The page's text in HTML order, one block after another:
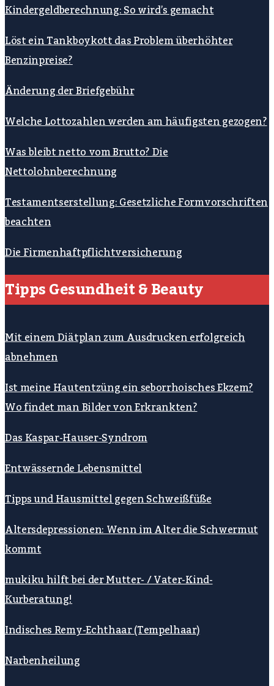
Kindergeldberechnung: So wird’s gemacht
Löst ein Tankboykott das Problem überhöhter
Benzinpreise?
Änderung der Briefgebühr
Welche Lottozahlen werden am häufigsten gezogen?
Was bleibt netto vom Brutto? Die
Nettolohnberechnung
Testamentserstellung: Gesetzliche Formvorschriften
beachten
Die Firmenhaftpflichtversicherung
Tipps Gesundheit & Beauty
Mit einem Diätplan zum Ausdrucken erfolgreich
abnehmen
Ist meine Hautentzüng ein seborrhoisches Ekzem?
Wo findet man Bilder von Erkrankten?
Das Kaspar-Hauser-Syndrom
Entwässernde Lebensmittel
Tipps und Hausmittel gegen Schweißfüße
Altersdepressionen: Wenn im Alter die Schwermut
kommt
mukiku hilft bei der Mutter- / Vater-Kind-
Kurberatung!
Indisches Remy-Echthaar (Tempelhaar)
Narbenheilung